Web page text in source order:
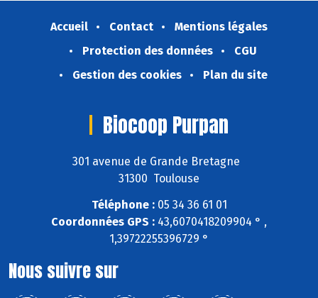
Accueil Contact
Mentions légales
Protection des données
CGU
Gestion des cookies
Plan du site
Biocoop Purpan
301 avenue de Grande Bretagne
31300 Toulouse
Téléphone :05 34 36 61 01
Coordonnées GPS : 43,6070418209904 ° ,
1,39722255396729 °
Nous suivre sur